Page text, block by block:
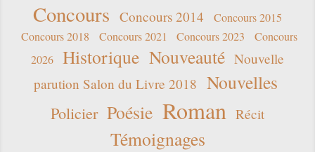
Concours Concours 2014
Concours 2015
Concours 2018
Concours 2021 Concours 2023
Concours
2026
Historique Nouveauté Nouvelle
parution Salon du Livre 2018 Nouvelles
Policier Poésie Roman Récit
Témoignages